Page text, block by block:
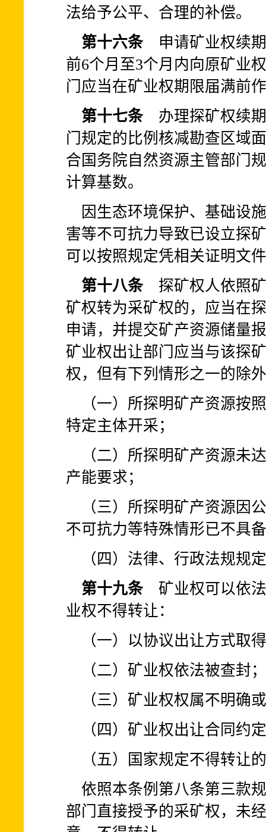
法给予公平、合理的补偿。
第十六条申请矿业权续期
前6个月至3个月内向原矿业
门应当在矿业权期限届满前
第十七条办理探矿权续期
门规定的比例核减勘查区域
合国务院自然资源主管部门
计算基数。
因生态环境保护、基础设
害等不可抗力导致已设立探
可以按照规定凭相关证明文
第十八条探矿权人依照矿
矿权转为采矿权的，应当在
申请，并提交矿产资源储量
矿业权出让部门应当与该探
权，但有下列情形之一的除
（一）所探明矿产资源按
特定主体开采；
（二）所探明矿产资源未
产能要求；
（三）所探明矿产资源因
不可抗力等特殊情形已不具
（四）法律、行政法规规
第十九条矿业权可以依法
业权不得转让：
（一）以协议出让方式取
（二）矿业权依法被查封；
（三）矿业权权属不明确
（四）矿业权出让合同约
（五）国家规定不得转让
依照本条例第八条第三款
部门直接授予的采矿权，未